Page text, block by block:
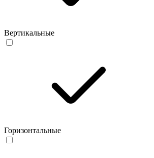
Вертикальные
Горизонтальные